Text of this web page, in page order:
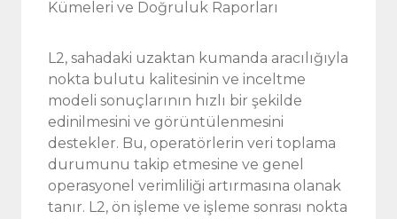
L2, sahadaki uzaktan kumanda aracılığıyla
nokta bulutu kalitesinin ve inceltme
modeli sonuçlarının hızlı bir şekilde
edinilmesini ve görüntülenmesini
destekler. Bu, operatörlerin veri toplama
durumunu takip etmesine ve genel
operasyonel verimliliği artırmasına olanak
tanır. L2, ön işleme ve işleme sonrası nokta